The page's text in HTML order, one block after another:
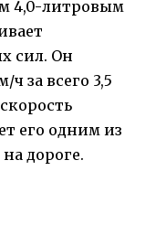
4,0-литровым
сил. Он
ч за всего 3,5
его одним из
дороге.